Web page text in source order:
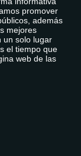
promover
además
mejores
un solo lugar
el tiempo que
web de las